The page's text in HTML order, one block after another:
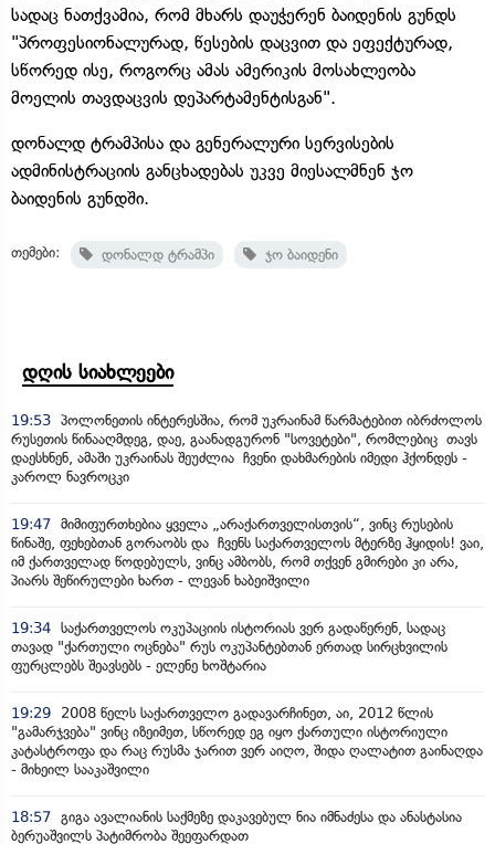
სადაც ნათქვამია, რომ მხარს დაუჭერენ ბაიდენის გუნდს
"პროფესიონალურად, წესების დაცვით და ეფექტურად,
სწორედ ისე, როგორც ამას ამერიკის მოსახლეობა
მოელის თავდაცვის დეპარტამენტისგან".
დონალდ ტრამპისა და გენერალური სერვისების
ადმინისტრაციის განცხადებას უკვე მიესალმნენ ჯო
ბაიდენის გუნდში.
თემები: დონალდ ტრამპი ჯო ბაიდენი
დღის სიახლეები
19:53 პოლონეთის ინტერესშია, რომ უკრაინამ წარმატებით იბრძოლოს
რუსეთის წინააღმდეგ, დაე, გაანადგურონ "სოვეტები", რომლებიც თავს
დაესხნენ, ამაში უკრაინას შეუძლია ჩვენი დახმარების იმედი ჰქონდეს -
კაროლ ნავროცკი
19:47 მიმიფურთხებია ყველა „არაქართველისთვის“, ვინც რუსების
წინაშე, ფეხებთან გორაობს და ჩვენს საქართველოს მტერზე ჰყიდის! ვაი,
იმ ქართველად წოდებულს, ვინც ამბობს, რომ თქვენ გმირები კი არა,
პიარს შეწირულები ხართ - ლევან ხაბეიშვილი
19:34 საქართველოს ოკუპაციის ისტორიას ვერ გადაწერენ, სადაც
თავად "ქართული ოცნება" რუს ოკუპანტებთან ერთად სირცხვილის
ფურცლებს შეავსებს - ელენე ხოშტარია
19:29
2008 წელს საქართველო გადავარჩინეთ, აი, 2012 წლის
"გამარჯვება" ვინც იზეიმეთ, სწორედ ეგ იყო ქართული ისტორიული
კატასტროფა და რაც რუსმა ჯარით ვერ აიღო, შიდა ღალატით გაინაღდა
- მიხეილ სააკაშვილი
18:57 გიგა ავალიანის საქმეზე დაკავებულ ნია იმნაძესა და ანასტასია
ბერუაშვილს პატიმრობა შეეფარდათ